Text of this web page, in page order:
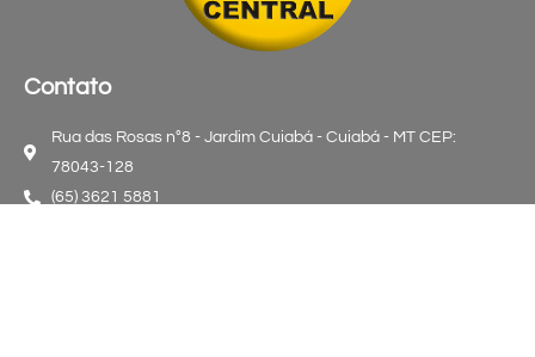
Contato
Rua das Rosas n°8 - Jardim Cuiabá - Cuiabá - MT CEP:
78043-128
(65) 3621 5881